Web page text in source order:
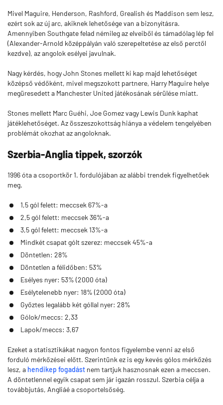
Mivel Maguire, Henderson, Rashford, Grealish és Maddison sem lesz,
ezért sok az új arc, akiknek lehetősége van a bizonyításra.
Amennyiben Southgate felad némileg az elveiből és támadólag lép fel
(Alexander-Arnold középpályán való szerepeltetése az első perctől
kezdve), az angolok esélyei javulnak.
Nagy kérdés, hogy John Stones mellett ki kap majd lehetőséget
középső védőként, mivel megszokott partnere, Harry Maguire helye
megüresedett a Manchester United játékosának sérülése miatt.
Stones mellett Marc Guéhi, Joe Gomez vagy Lewis Dunk kaphat
játéklehetőséget. Az összeszokottság hiánya a védelem tengelyében
problémát okozhat az angoloknak.
Szerbia-Anglia tippek, szorzók
1996 óta a csoportkör 1. fordulójában az alábbi trendek figyelhetőek
meg.
1,5 gól felett: meccsek 67%-a
2,5 gól felett: meccsek 36%-a
3,5 gól felett: meccsek 13%-a
Mindkét csapat gólt szerez: meccsek 45%-a
Döntetlen: 28%
Döntetlen a félidőben: 53%
Esélyes nyer: 53% (2000 óta)
Esélytelenebb nyer: 18% (2000 óta)
Győztes legalább két góllal nyer: 28%
Gólok/meccs: 2,33
Lapok/meccs: 3,67
Ezeket a statisztikákat nagyon fontos figyelembe venni az első
forduló mérkőzései előtt. Szerintünk ez is egy kevés gólos mérkőzés
lesz, a hendikep fogadást nem tartjuk hasznosnak ezen a meccsen.
A döntetlennel egyik csapat sem jár igazán rosszul. Szerbia célja a
továbbjutás, Angliáé a csoportelsőség.